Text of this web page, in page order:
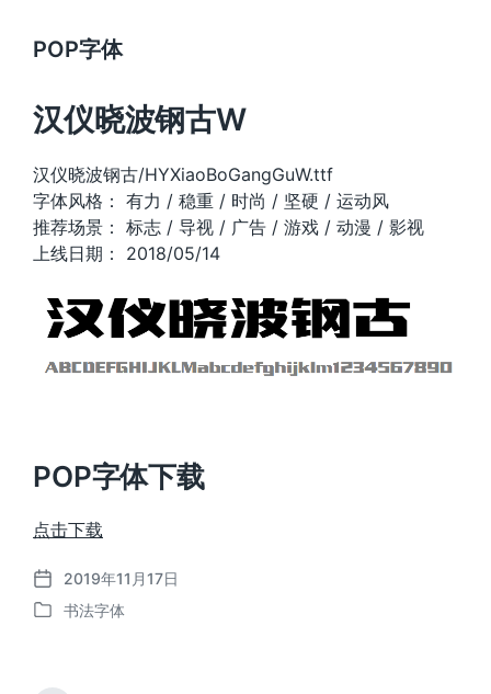
POP字体
汉仪晓波钢古W
汉仪晓波钢古/HYXiaoBoGangGuW.ttf
字体风格： 有力 / 稳重 / 时尚 / 坚硬 / 运动风
推荐场景： 标志 / 导视 / 广告 / 游戏 / 动漫 / 影视
上线日期： 2018/05/14
POP字体下载
点击下载
发
布
2019年11月17日
发
书法字体